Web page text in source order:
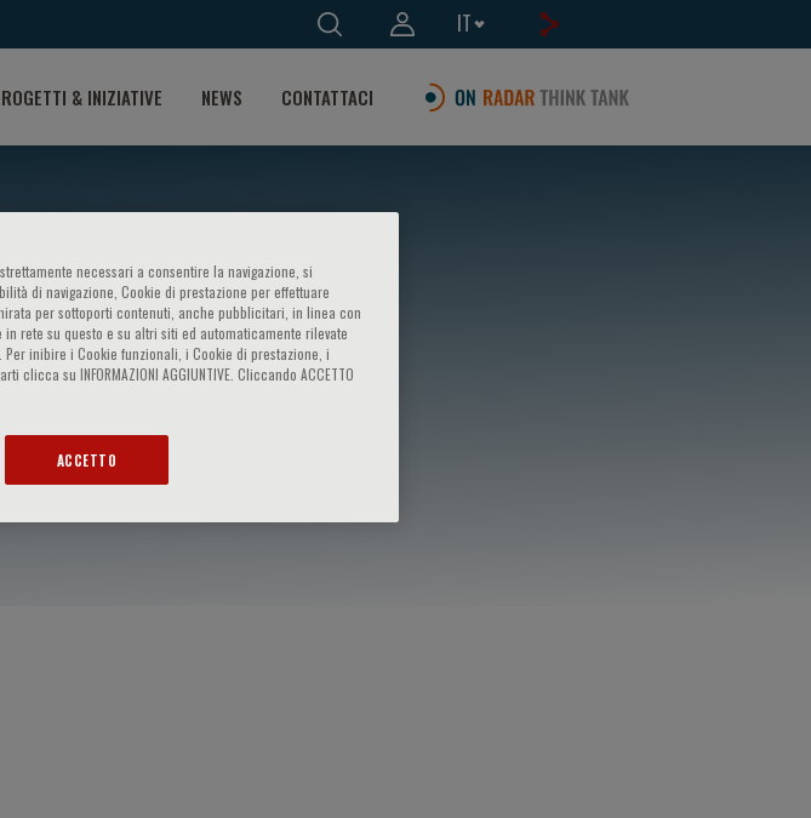
IT
& INIZIATIVE NEWS CONTATTACI
necessari a consentire la navigazione, si
di navigazione, Cookie di prestazione per effettuare
per sottoporti contenuti, anche pubblicitari, in linea con
rete su questo e su altri siti ed automaticamente rilevate
inibire i Cookie funzionali, i Cookie di prestazione, i
su INFORMAZIONI AGGIUNTIVE. Cliccando ACCETTO
ACCETTO